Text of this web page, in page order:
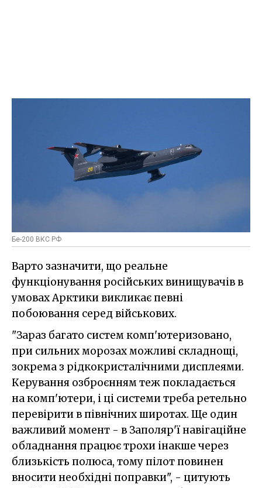
Бе-200 ВКС РФ
Варто зазначити, що реальне
функціонування російських винищувачів в
умовах Арктики викликає певні
побоювання серед військових.
"Зараз багато систем комп'ютеризовано,
при сильних морозах можливі складнощі,
зокрема з рідкокристалічними дисплеями.
Керування озброєнням теж покладається
на комп'ютери, і ці системи треба ретельно
перевірити в північних широтах. Ще один
важливий момент - в Заполяр'ї навігаційне
обладнання працює трохи інакше через
близькість полюса, тому пілот повинен
вносити необхідні поправки", - цитують